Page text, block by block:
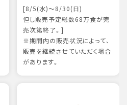
[8/5(水)～8/30(日)
但し販売予定総数68万食が完
売次第終了。]
※期間内の販売状況によって、
販売を継続させていただく場合
があります。